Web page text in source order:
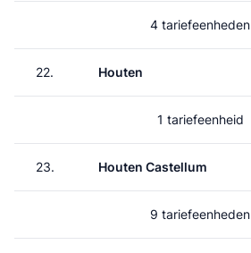
4 tariefeenheden
22. Houten
1 tariefeenheid
23. Houten Castellum
9 tariefeenheden